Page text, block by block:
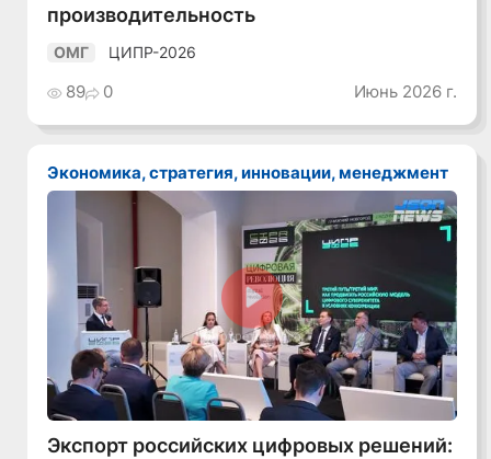
производительность
ОМГ ЦИПР-2026
89 0 Июнь 2026 г.
Экономика, стратегия, инновации, менеджмент
Смотреть видео
Экспорт российских цифровых решений: